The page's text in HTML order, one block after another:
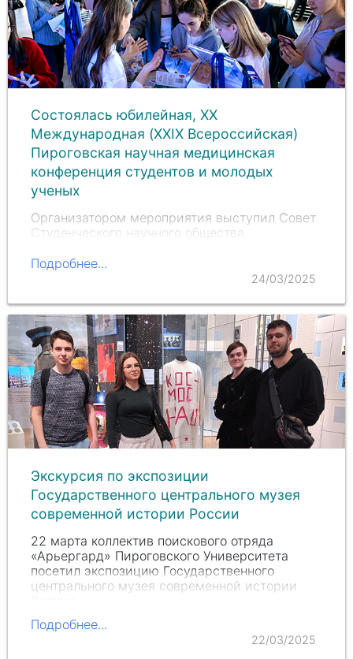
Состоялась юбилейная, XX
Международная (XXIX Всероссийская)
Пироговская научная медицинская
конференция студентов и молодых
ученых
Организатором мероприятия выступил Совет
Студенческого научного общества
призвана стимулировать интерес студентов к
научно-исследовательской деятельности,
творчески мыслить, а…
Подробнее...
24/03/2025
Экскурсия по экспозиции
Государственного центрального музея
современной истории России
22 марта коллектив поискового отряда
«Арьергард» Пироговского Университета
посетил экспозицию Государственного
центрального музея современной истории
Подробнее...
22/03/2025